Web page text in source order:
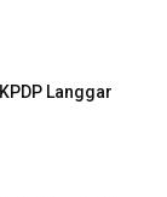
Langgar